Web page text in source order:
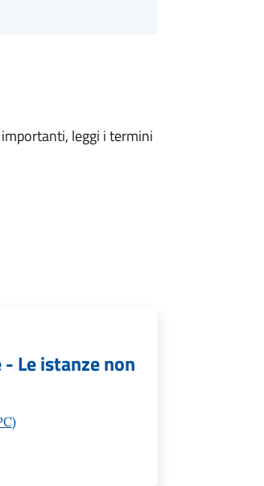
leggi i termini
Le istanze non